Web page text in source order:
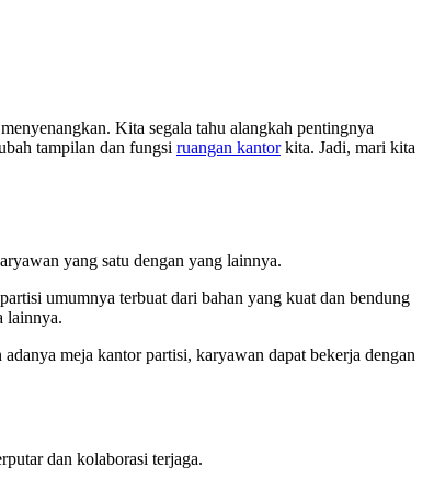
Kita segala tahu alangkah pentingnya
tampilan dan fungsi ruangan kantorkita. Jadi, mari kita
yang satu dengan yang lainnya.
umumnya terbuat dari bahan yang kuat dan bendung
lainnya.
meja kantor partisi, karyawan dapat bekerja dengan
dan kolaborasi terjaga.